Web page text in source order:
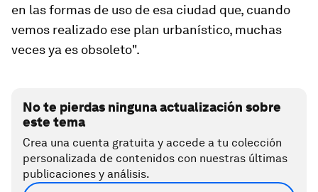
en las formas de uso de esa ciudad que, cuando
vemos realizado ese plan urbanístico, muchas
veces ya es obsoleto".
No te pierdas ninguna actualización sobre
este tema
Crea una cuenta gratuita y accede a tu colección
personalizada de contenidos con nuestras últimas
publicaciones y análisis.